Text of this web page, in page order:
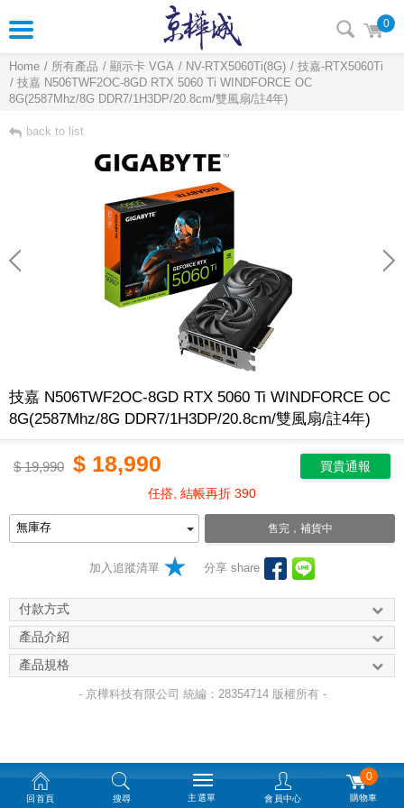
0
Home 所有產品 顯示卡 VGA NV-RTX5060Ti(8G)
技嘉-RTX5060Ti
技嘉 N506TWF2OC-8GD RTX 5060 Ti WINDFORCE OC
8G(2587Mhz/8G DDR7/1H3DP/20.8cm/雙風扇/註4年)
back to list
技嘉 N506TWF2OC-8GD RTX 5060 Ti WINDFORCE OC
8G(2587Mhz/8G DDR7/1H3DP/20.8cm/雙風扇/註4年)
$19,990 $ 18,990
買貴通報
任搭, 結帳再折 390
售完，補貨中
加入追蹤清單 分享 share
付款方式
產品介紹
產品規格
- 京樺科技有限公司 統編：28354714 版權所有 -
回首頁 搜尋 主選單 會員中心
0
購物車